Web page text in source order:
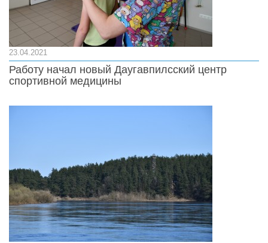
23.04.2021
Работу начал новый Даугавпилсский центр
спортивной медицины